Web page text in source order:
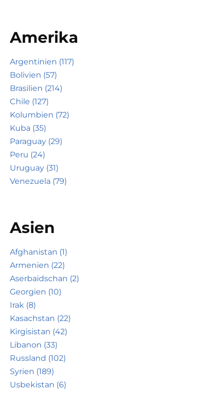
Amerika
Argentinien (117)
Bolivien (57)
Brasilien (214)
Chile (127)
Kolumbien (72)
Kuba (35)
Paraguay (29)
Peru (24)
Uruguay (31)
Venezuela (79)
Asien
Afghanistan (1)
Armenien (22)
Aserbaidschan (2)
Georgien (10)
Irak (8)
Kasachstan (22)
Kirgisistan (42)
Libanon (33)
Russland (102)
Syrien (189)
Usbekistan (6)